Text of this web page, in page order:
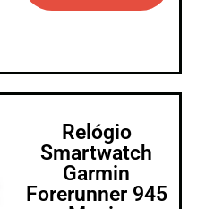
Relógio
Smartwatch
Garmin
Forerunner 945